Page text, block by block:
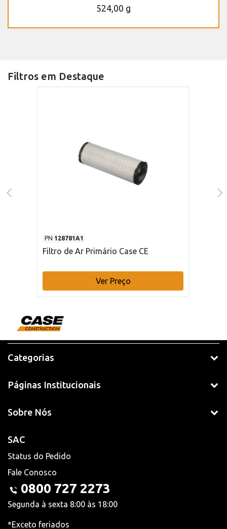
524,00 g
Filtros em Destaque
PN 128781A1
Filtro de Ar Primário Case CE
Ver Preço
Categorias
Páginas Institucionais
Sobre Nós
SAC
Status do Pedido
Fale Conosco
0800 727 2273
Segunda à sexta 8:00 às 18:00
*Exceto feriados